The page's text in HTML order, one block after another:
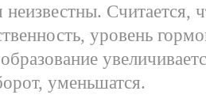
неизвестны. Считается,
уровень
уменьшатся.